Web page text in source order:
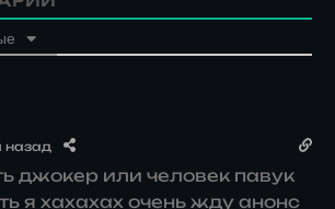
назад
джокер или человек павук
я хахахах очень жду анонс